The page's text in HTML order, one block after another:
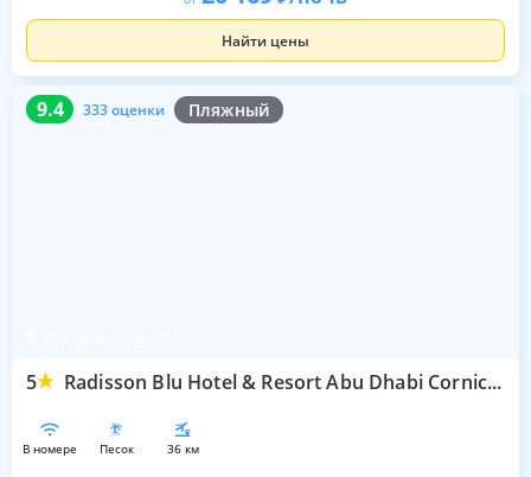
Найти цены
9.4 333 оценки Пляжный
5 Radisson Blu Hotel & Resort Abu Dhabi Corniche
9.4 333 оценки
в номере песок 36 км